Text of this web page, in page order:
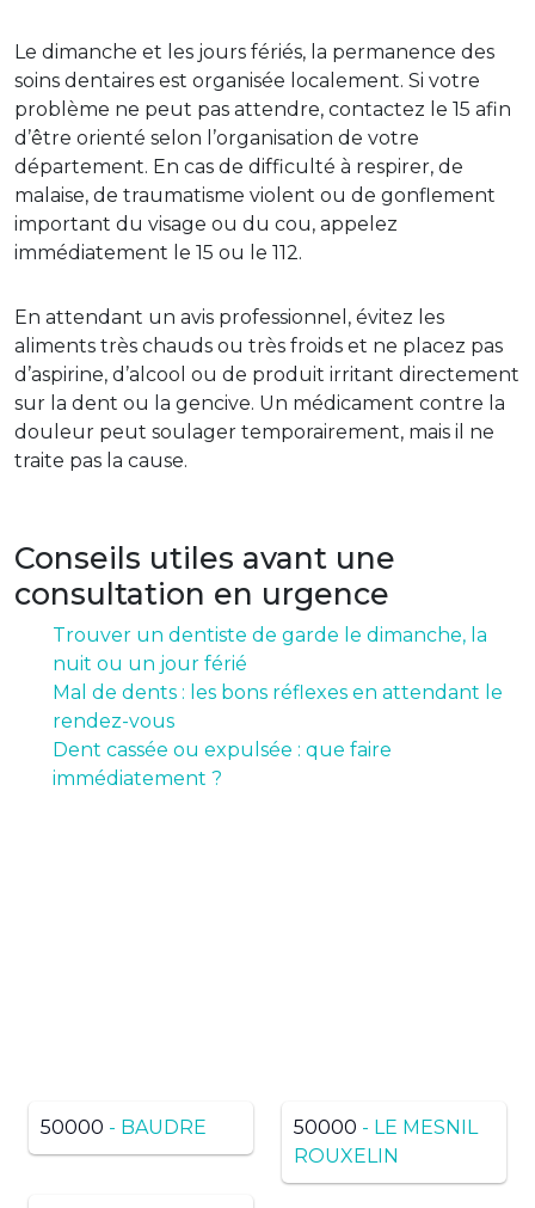
Le dimanche et les jours fériés, la permanence des
soins dentaires est organisée localement. Si votre
problème ne peut pas attendre, contactez le 15 afin
d’être orienté selon l’organisation de votre
département. En cas de difficulté à respirer, de
malaise, de traumatisme violent ou de gonflement
important du visage ou du cou, appelez
immédiatement le 15 ou le 112.
En attendant un avis professionnel, évitez les
aliments très chauds ou très froids et ne placez pas
d’aspirine, d’alcool ou de produit irritant directement
sur la dent ou la gencive. Un médicament contre la
douleur peut soulager temporairement, mais il ne
traite pas la cause.
Conseils utiles avant une
consultation en urgence
Trouver un dentiste de garde le dimanche, la
nuit ou un jour férié
Mal de dents : les bons réflexes en attendant le
rendez-vous
Dent cassée ou expulsée : que faire
immédiatement ?
50000 - BAUDRE 50000 - LE MESNIL
ROUXELIN